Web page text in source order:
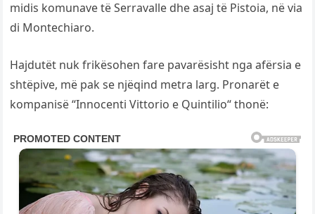
midis komunave të Serravalle dhe asaj të Pistoia, në via
di Montechiaro.
Hajdutët nuk frikësohen fare pavarësisht nga afërsia e
shtëpive, më pak se njëqind metra larg. Pronarët e
kompanisë “Innocenti Vittorio e Quintilio“ thonë: